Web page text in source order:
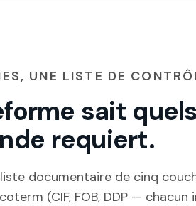
UNE LISTE DE
sait
requiert.
documentaire de cinq
(CIF, FOB, DDP —